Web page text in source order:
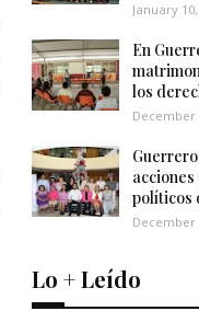
January
En
los
December
políticos
December
Lo + Leído